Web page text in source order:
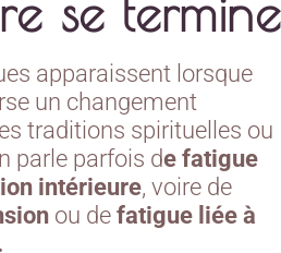
se termine
apparaissent lorsque
un changement
traditions spirituelles ou
parle parfois de fatigue
intérieure, voire de
ou de fatigue liée à